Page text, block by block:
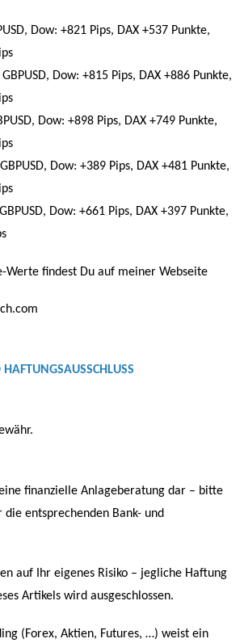
Dow: +821 Pips, DAX +537 Punkte,
Dow: +815 Pips, DAX +886 Punkte,
Dow: +898 Pips, DAX +749 Punkte,
Dow: +389 Pips, DAX +481 Punkte,
Dow: +661 Pips, DAX +397 Punkte,
Werte findest Du auf meiner Webseite
finanzielle Anlageberatung dar – bitte
die entsprechenden Bank- und
auf Ihr eigenes Risiko – jegliche Haftung
Artikels wird ausgeschlossen.
(Forex, Aktien, Futures, …) weist ein